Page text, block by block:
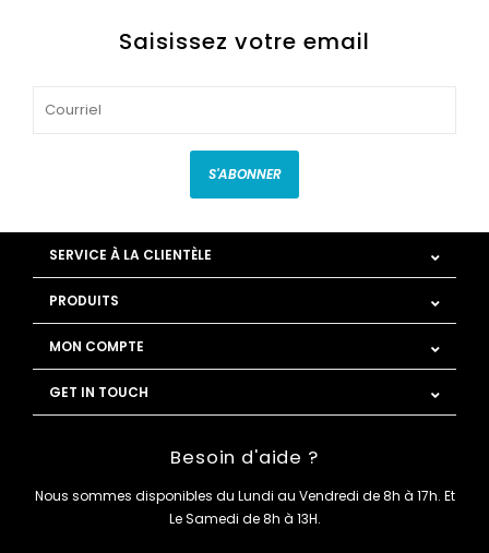
Saisissez votre email
S'ABONNER
SERVICE À LA CLIENTÈLE
PRODUITS
MON COMPTE
GET IN TOUCH
Besoin d'aide ?
Nous sommes disponibles du Lundi au Vendredi de 8h à 17h. Et
Le Samedi de 8h à 13H.